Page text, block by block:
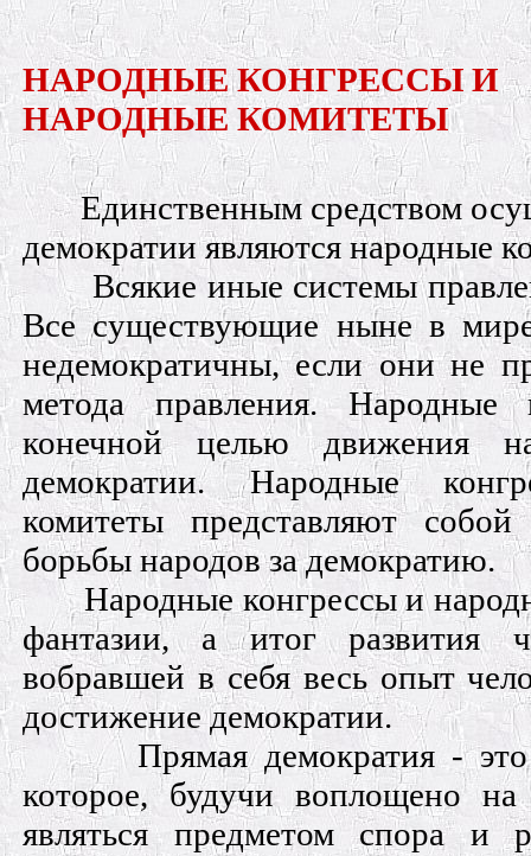
НАРОДНЫЕ КОНГРЕССЫ И
НАРОДНЫЕ КОМИТЕТЫ
Единственным средством
демократии являются народные
Всякие иные системы
Все существующие ныне в
недемократичны, если они не
метода правления. Народные
конечной целью движения
демократии. Народные
комитеты представляют собой
борьбы народов за демократию.
Народные конгрессы и
фантазии, а итог развития
вобравшей в себя весь опыт
достижение демократии.
Прямая демократия -
которое, будучи воплощено
являться предметом спора и